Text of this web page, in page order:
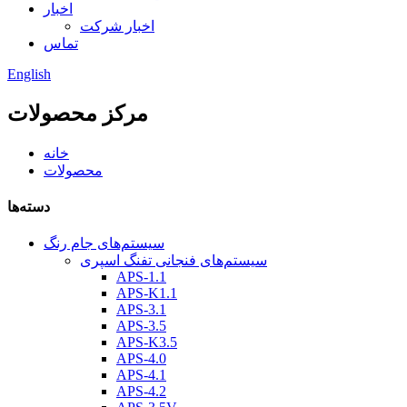
اخبار
اخبار شرکت
تماس
English
مرکز محصولات
خانه
محصولات
دسته‌ها
سیستم‌های جام رنگ
سیستم‌های فنجانی تفنگ اسپری
APS-1.1
APS-K1.1
APS-3.1
APS-3.5
APS-K3.5
APS-4.0
APS-4.1
APS-4.2